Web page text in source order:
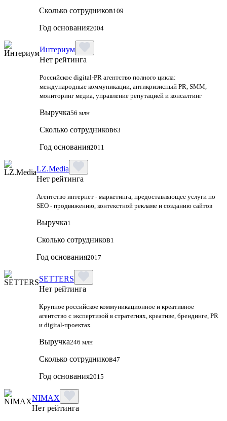
Сколько сотрудников109
Год основания2004
Интериум
Нет рейтинга
Российское digital-PR агентство полного цикла:
международные коммуникации, антикризисный PR, SMM,
мониторинг медиа, управление репутацией и консалтинг
Выручка56 млн
Сколько сотрудников63
Год основания2011
LZ.Media
Нет рейтинга
Агентство интернет - маркетинга, предоставляющее услуги по
SEO - продвижению, контекстной рекламе и созданию сайтов
Выручка1
Сколько сотрудников1
Год основания2017
SETTERS
Нет рейтинга
Крупное российское коммуникационное и креативное
агентство с экспертизой в стратегиях, креативе, брендинге, PR
и digital‑проектах
Выручка246 млн
Сколько сотрудников47
Год основания2015
NIMAX
Нет рейтинга